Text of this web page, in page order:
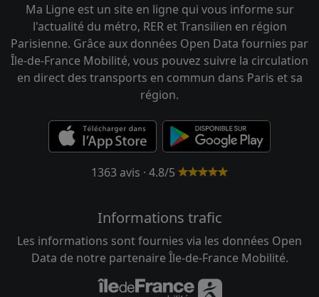
Ma Ligne est un site en ligne qui vous informe sur
l'actualité du métro, RER et Transilien en région
Parisienne. Grâce aux données Open Data fournies par
Île-de-France Mobilité, vous pouvez suivre la circulation
en direct des transports en commun dans Paris et sa
région.
1363 avis · 4.8/5
Informations trafic
Les informations sont fournies via les données Open
Data de notre partenaire Île-de-France Mobilité.